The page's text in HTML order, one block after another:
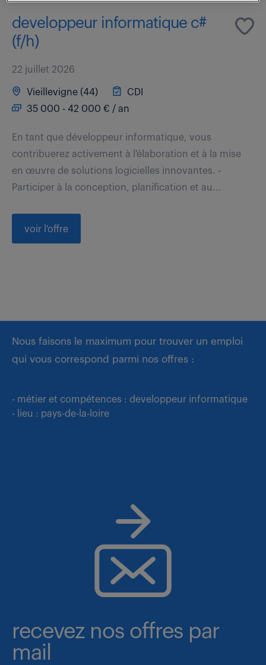
developpeur informatique c#
(f/h)
22 juillet 2026
Vieillevigne (44)
CDI
35 000 - 42 000 € / an
En tant que développeur informatique, vous
contribuerez activement à l'élaboration et à la mise
en œuvre de solutions logicielles innovantes. -
Participer à la conception, planification et au...
voir l'offre
Nous faisons le maximum pour trouver un emploi
qui vous correspond parmi nos offres :
- métier et compétences : developpeur informatique
- lieu : pays-de-la-loire
recevez nos offres par
mail